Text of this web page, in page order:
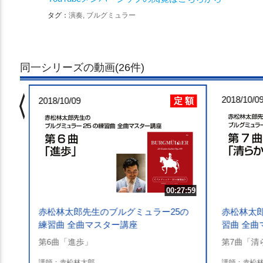
タグ： 演奏, ブルグミュラー
同一シリーズの動画(26件)
2018/10/09 定 額
00:27:59
赤松林太郎先生のブルグミュラー25の
練習曲 全曲マスター講座
第6曲「進歩」
2018/10/
赤松林太
習曲 全曲
第7曲「清
chevron_left